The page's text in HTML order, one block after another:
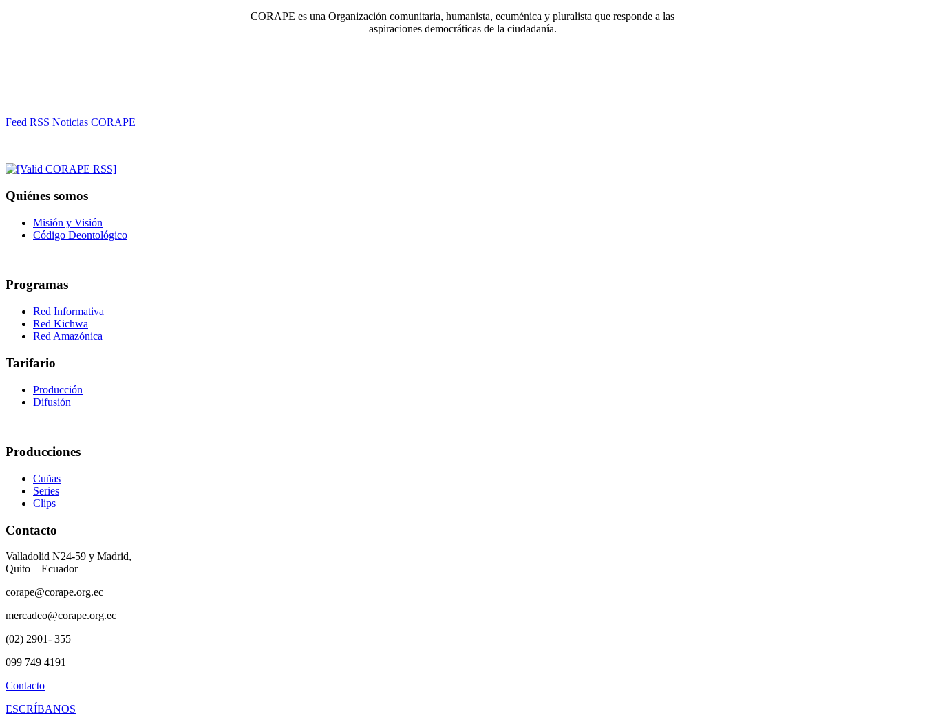
CORAPE es una Organización comunitaria, humanista, ecuménica y pluralista que responde a las
aspiraciones democráticas de la ciudadanía.
Feed RSS Noticias CORAPE
Quiénes somos
Misión y Visión
Código Deontológico
Programas
Red Informativa
Red Kichwa
Red Amazónica
Tarifario
Producción
Difusión
Producciones
Cuñas
Series
Clips
Contacto
Valladolid N24-59 y Madrid,
Quito – Ecuador
corape@corape.org.ec
mercadeo@corape.org.ec
(02) 2901- 355
099 749 4191
Contacto
ESCRÍBANOS